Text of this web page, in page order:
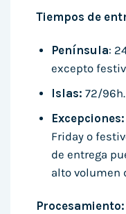
Tiempos de
Península:
excepto
Islas: 72/96h.
Excepciones:
Friday o
de entrega
alto volumen
Procesamiento: